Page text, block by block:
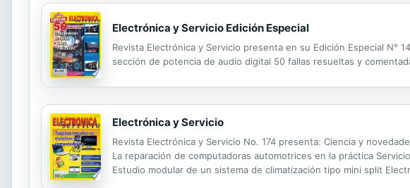
Electrónica y Servicio Edición Especial
Revista Electrónica y Servicio presenta en su Edición Especial N°
sección de potencia de audio digital 50 fallas resueltas y
Electrónica y Servicio
Revista Electrónica y Servicio No. 174 presenta: Ciencia y
La reparación de computadoras automotrices en la práctica
Estudio modular de un sistema de climatización tipo mini split